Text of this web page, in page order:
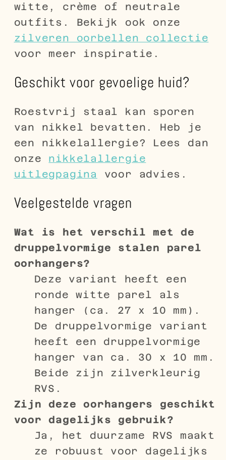
witte, crème of neutrale
outfits. Bekijk ook onze
zilveren oorbellen collectie
voor meer inspiratie.
Geschikt voor gevoelige huid?
Roestvrij staal kan sporen
van nikkel bevatten. Heb je
een nikkelallergie? Lees dan
onze nikkelallergie
uitlegpagina
voor advies.
Veelgestelde vragen
Wat is het verschil met de
druppelvormige stalen parel
oorhangers?
Deze variant heeft een
ronde witte parel als
hanger (ca. 27 x 10 mm).
De druppelvormige variant
heeft een druppelvormige
hanger van ca. 30 x 10 mm.
Beide zijn zilverkleurig
RVS.
Zijn deze oorhangers geschikt
voor dagelijks gebruik?
Ja, het duurzame RVS maakt
ze robuust voor dagelijks